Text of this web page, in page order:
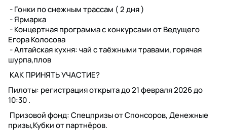
- Гонки по снежным трассам ( 2 дня )
- Ярмарка
- Концертная программа с конкурсами от Ведущего
Егора Колосова
- Алтайская кухня: чай с таёжными травами, горячая
шурпа,плов
КАК ПРИНЯТЬ УЧАСТИЕ?
Пилоты: регистрация открыта до 21 февраля 2026 до
10:30 .
Призовой фонд: Спецпризы от Спонсоров, Денежные
призы,Кубки от партнёров.